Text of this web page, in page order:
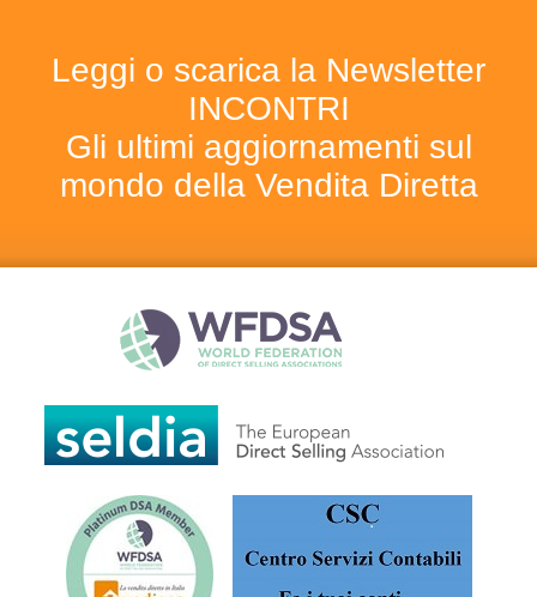
Leggi o scarica la Newsletter
INCONTRI
Gli ultimi aggiornamenti sul
mondo della Vendita Diretta